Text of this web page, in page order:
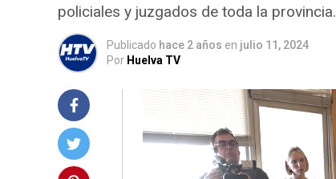
policiales y juzgados de toda la provincia.
Publicado hace 2 años en julio 11, 2024
Por Huelva TV